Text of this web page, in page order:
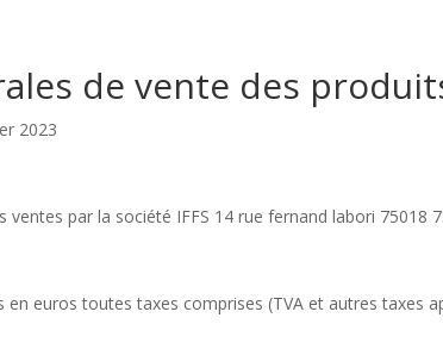
de vente des
2023
par la société IFFS 14 rue fernand labori 75018
en euros toutes taxes comprises (TVA et autres taxes